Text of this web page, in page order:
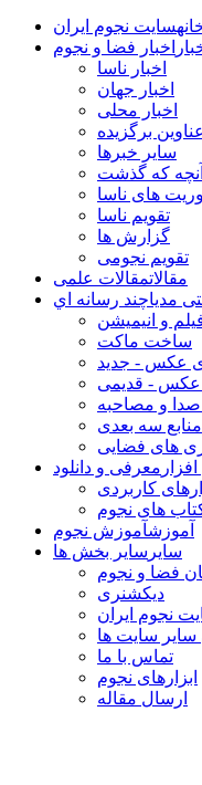
سایت نجوم ایران
اخبار فضا و نجوم
اخبار ناسا
اخبار جهان
اخبار محلی
عناوین برگزیده
سایر خبرها
آنچه که گذشت
های ناسا
تقویم ناسا
گزارش ها
تقویم نجومی
مقالاتمقالات علمی
مدیاچند رسانه اي
و انیمیشن
ساخت ماکت
عکس - جدید
عکس - قدیمی
و مصاحبه
منابع سه بعدی
های فضایی
معرفی و دانلود
کاربردی
های نجوم
آموزشآموزش نجوم
سایر سایر بخش ها
فضا و نجوم
دیکشنری
نجوم ایران
سایت ها
تماس با ما
ابزارهای نجوم
ارسال مقاله